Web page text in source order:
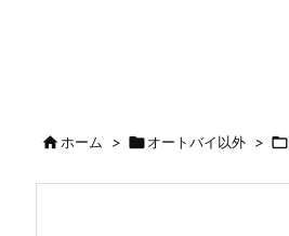
ホーム > オートバイ以外 > 